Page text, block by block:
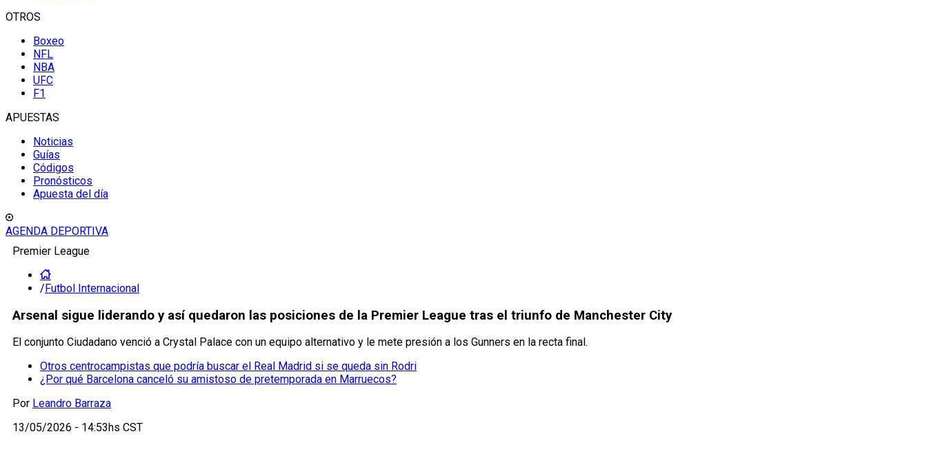
OTROS
Boxeo
NFL
NBA
UFC
F1
APUESTAS
Noticias
Guías
Códigos
Pronósticos
Apuesta del día
AGENDA DEPORTIVA
Premier League
/Futbol Internacional
Arsenal sigue liderando y así quedaron las posiciones de la Premier League tras el triunfo de Manchester City
El conjunto Ciudadano venció a Crystal Palace con un equipo alternativo y le mete presión a los Gunners en la recta final.
Otros centrocampistas que podría buscar el Real Madrid si se queda sin Rodri
¿Por qué Barcelona canceló su amistoso de pretemporada en Marruecos?
Por Leandro Barraza
13/05/2026 - 14:53hs CST